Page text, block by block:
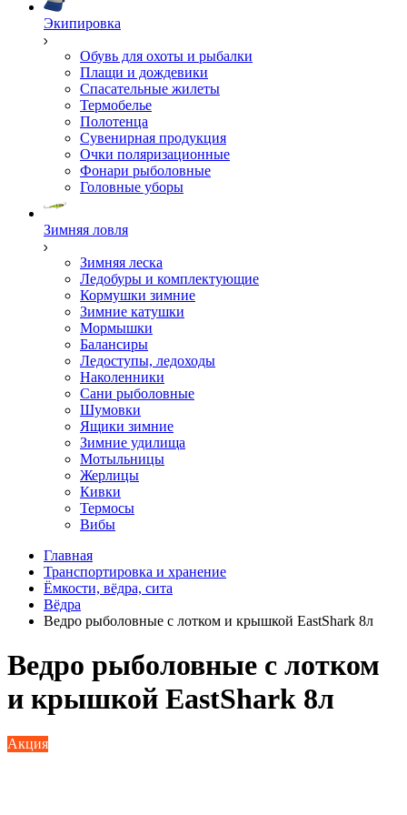
Экипировка
Обувь для охоты и рыбалки
Плащи и дождевики
Спасательные жилеты
Термобелье
Полотенца
Сувенирная продукция
Очки поляризационные
Фонари рыболовные
Головные уборы
Зимняя ловля
Зимняя леска
Ледобуры и комплектующие
Кормушки зимние
Зимние катушки
Мормышки
Балансиры
Ледоступы, ледоходы
Наколенники
Сани рыболовные
Шумовки
Ящики зимние
Зимние удилища
Мотыльницы
Жерлицы
Кивки
Термосы
Вибы
Главная
Транспортировка и хранение
Ёмкости, вёдра, сита
Вёдра
Ведро рыболовные с лотком и крышкой EastShark 8л
Ведро рыболовные с лотком
и крышкой EastShark 8л
Акция